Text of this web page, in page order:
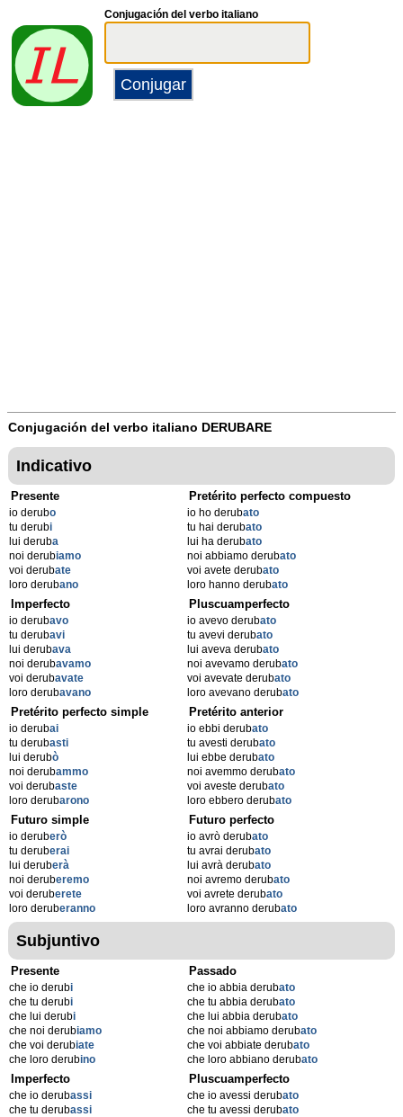
Conjugación del verbo italiano
Conjugación del verbo italiano DERUBARE
Indicativo
Presente
io derubo
tu derubi
lui deruba
noi derubiamo
voi derubate
loro derubano
Pretérito perfecto compuesto
io ho derubato
tu hai derubato
lui ha derubato
noi abbiamo derubato
voi avete derubato
loro hanno derubato
Imperfecto
io derubavo
tu derubavi
lui derubava
noi derubavamo
voi derubavate
loro derubavano
Pluscuamperfecto
io avevo derubato
tu avevi derubato
lui aveva derubato
noi avevamo derubato
voi avevate derubato
loro avevano derubato
Pretérito perfecto simple
io derubai
tu derubasti
lui derubò
noi derubammo
voi derubaste
loro derubarono
Pretérito anterior
io ebbi derubato
tu avesti derubato
lui ebbe derubato
noi avemmo derubato
voi aveste derubato
loro ebbero derubato
Futuro simple
io deruberò
tu deruberai
lui deruberà
noi deruberemo
voi deruberete
loro deruberanno
Futuro perfecto
io avrò derubato
tu avrai derubato
lui avrà derubato
noi avremo derubato
voi avrete derubato
loro avranno derubato
Subjuntivo
Presente
che io derubi
che tu derubi
che lui derubi
che noi derubiamo
che voi derubiate
che loro derubino
Passado
che io abbia derubato
che tu abbia derubato
che lui abbia derubato
che noi abbiamo derubato
che voi abbiate derubato
che loro abbiano derubato
Imperfecto
che io derubassi
che tu derubassi
Pluscuamperfecto
che io avessi derubato
che tu avessi derubato